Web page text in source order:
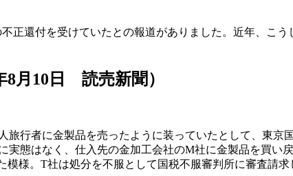
正還付を受けていたとの報道がありました。近年、こ
月10日 読売新聞）
行者に金製品を売ったように装っていたとして、東京
態はなく、仕入先の金加工会社のM社に金製品を買い
様。T社は処分を不服として国税不服審判所に審査請求